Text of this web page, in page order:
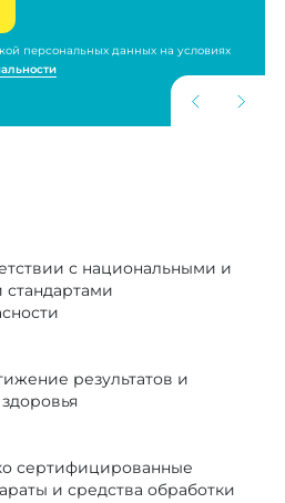
персональных данных на условиях
с национальными и
результатов и
сертифицированные
и средства обработки